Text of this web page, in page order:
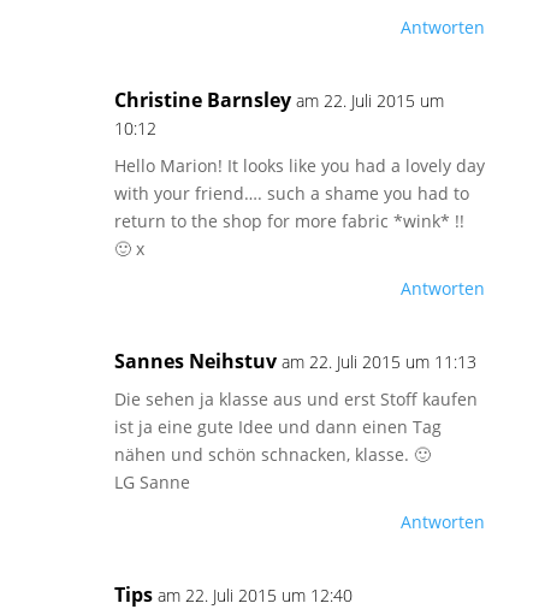
Antworten
Christine Barnsley am 22. Juli 2015 um
10:12
Hello Marion! It looks like you had a lovely day
with your friend…. such a shame you had to
return to the shop for more fabric *wink* !!
🙂 x
Antworten
Sannes Neihstuv am 22. Juli 2015 um 11:13
Die sehen ja klasse aus und erst Stoff kaufen
ist ja eine gute Idee und dann einen Tag
nähen und schön schnacken, klasse. 🙂
LG Sanne
Antworten
Tips am 22. Juli 2015 um 12:40